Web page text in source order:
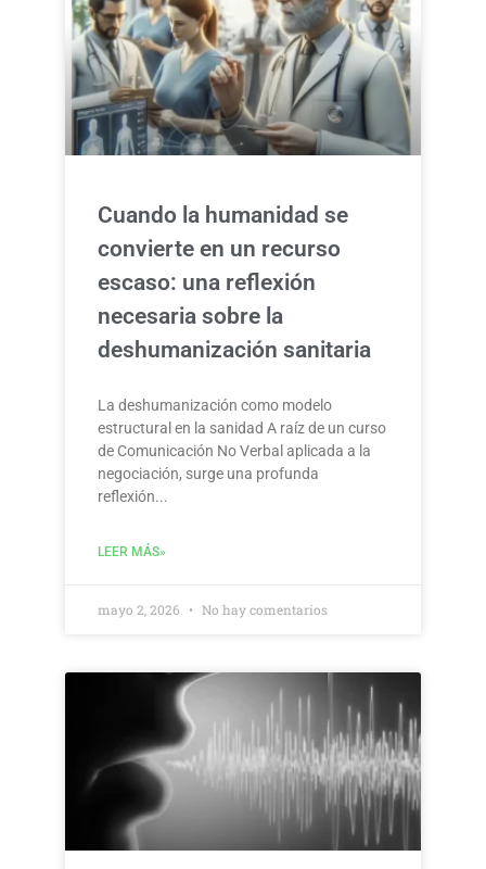
Cuando la humanidad se
convierte en un recurso
escaso: una reflexión
necesaria sobre la
deshumanización sanitaria
La deshumanización como modelo
estructural en la sanidad A raíz de un curso
de Comunicación No Verbal aplicada a la
negociación, surge una profunda
reflexión
LEER MÁS»
mayo 2, 2026 No hay comentarios